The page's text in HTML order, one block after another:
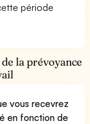
période
la prévoyance
vous recevrez
en fonction de